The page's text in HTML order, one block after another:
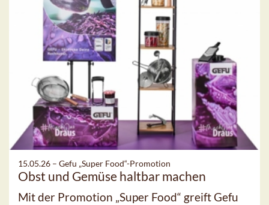
15.05.26 – Gefu „Super Food“-Promotion
Obst und Gemüse haltbar machen
Mit der Promotion „Super Food“ greift Gefu